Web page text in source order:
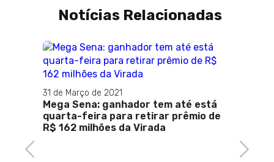
Notícias Relacionadas
Previous
31 de Março de 2021
Mega Sena: ganhador tem até está
quarta-feira para retirar prêmio de
R$ 162 milhões da Virada
Next